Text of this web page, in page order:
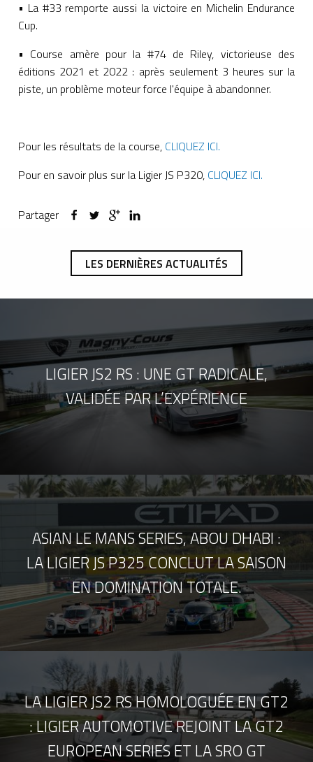
• La #33 remporte aussi la victoire en Michelin Endurance
Cup.
• Course amère pour la #74 de Riley, victorieuse des
éditions 2021 et 2022 : après seulement 3 heures sur la
piste, un problème moteur force l'équipe à abandonner.
Pour les résultats de la course, CLIQUEZ ICI.
Pour en savoir plus sur la Ligier JS P320, CLIQUEZ ICI.
Partager
LES DERNIÈRES ACTUALITÉS
LIGIER JS2 RS : UNE GT RADICALE,
VALIDÉE PAR L’EXPÉRIENCE
ASIAN LE MANS SERIES, ABOU DHABI :
LA LIGIER JS P325 CONCLUT LA SAISON
EN DOMINATION TOTALE.
LA LIGIER JS2 RS HOMOLOGUÉE EN GT2
: LIGIER AUTOMOTIVE REJOINT LA GT2
EUROPEAN SERIES ET LA SRO GT